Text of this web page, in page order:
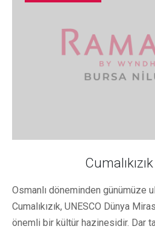
Osmanlı döneminden günümüze
Cumalıkızık, UNESCO Dünya
önemli bir kültür hazinesidir. Dar